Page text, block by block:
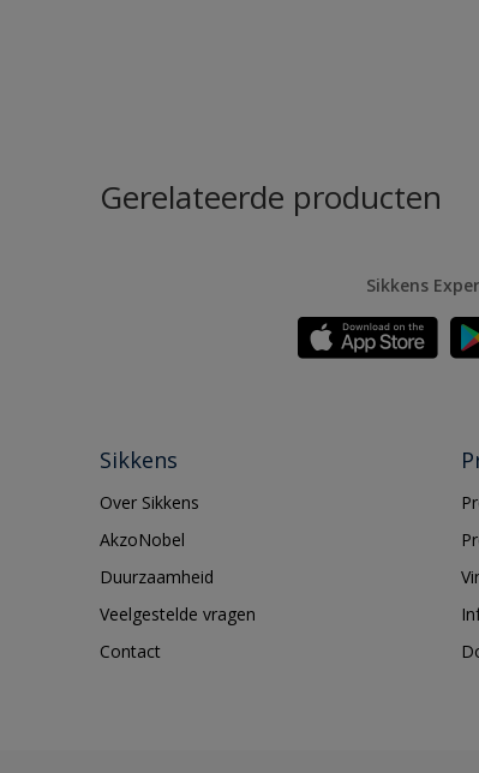
Gerelateerde producten
Sikkens
Sikkens
Over Sikkens
AkzoNobel
Duurzaamheid
Veelgestelde vragen
Contact